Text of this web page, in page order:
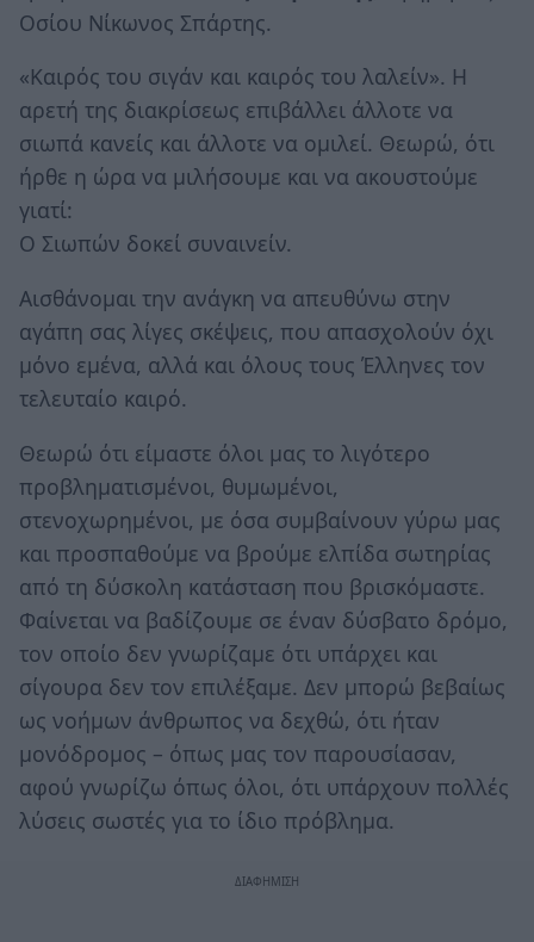
Οσίου Νίκωνος Σπάρτης.
«Καιρός του σιγάν και καιρός του λαλείν». Η
αρετή της διακρίσεως επιβάλλει άλλοτε να
σιωπά κανείς και άλλοτε να ομιλεί. Θεωρώ, ότι
ήρθε η ώρα να μιλήσουμε και να ακουστούμε
γιατί:
Ο Σιωπών δοκεί συναινείν.
Αισθάνομαι την ανάγκη να απευθύνω στην
αγάπη σας λίγες σκέψεις, που απασχολούν όχι
μόνο εμένα, αλλά και όλους τους Έλληνες τον
τελευταίο καιρό.
Θεωρώ ότι είμαστε όλοι μας το λιγότερο
προβληματισμένοι, θυμωμένοι,
στενοχωρημένοι, με όσα συμβαίνουν γύρω μας
και προσπαθούμε να βρούμε ελπίδα σωτηρίας
από τη δύσκολη κατάσταση που βρισκόμαστε.
Φαίνεται να βαδίζουμε σε έναν δύσβατο δρόμο,
τον οποίο δεν γνωρίζαμε ότι υπάρχει και
σίγουρα δεν τον επιλέξαμε. Δεν μπορώ βεβαίως
ως νοήμων άνθρωπος να δεχθώ, ότι ήταν
μονόδρομος – όπως μας τον παρουσίασαν,
αφού γνωρίζω όπως όλοι, ότι υπάρχουν πολλές
λύσεις σωστές για το ίδιο πρόβλημα.